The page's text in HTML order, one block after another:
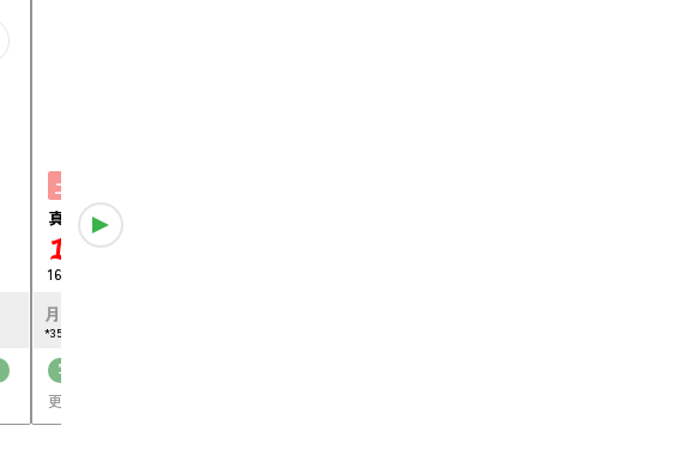
土地
真岡市さくら4丁目
1,503
167.53坪
月々支払例：
*35年ローン / 金利0.660%の場合
写真充実
南向き
更新日：2026.07.18